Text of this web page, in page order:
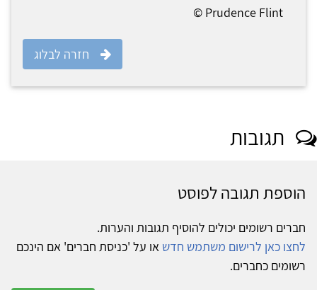
Prudence Flint ©
חזרה לבלוג
תגובות
הוספת תגובה לפוסט
חברים רשומים יכולים להוסיף תגובות והערות.
לחצו כאן לרישום משתמש חדש או על 'כניסת חברים' אם הינכם
רשומים כחברים.